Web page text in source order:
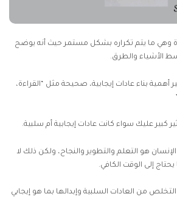
وهي ما يتم تكراره بشكل مستمر حيث أنه يوضح
الأشياء والطرق.
بناء عادات إيجابية، صحيحة مثل “القراءة،
كبير عليك سواء كانت عادات إيجابية أم سلبية.
هو التعلم والتطوير والنجاح، ولكن ذلك لا
إلى الوقت الكافي.
من العادات السلبية وإبدالها بما هو إيجابي